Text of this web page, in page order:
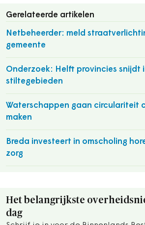
Gerelateerde artikelen
Netbeheerder: meld
gemeente
Onderzoek: Helft provincies snijdt
stiltegebieden
Waterschappen gaan circulariteit
maken
Breda investeert in omscholing
zorg
Het belangrijkste
dag